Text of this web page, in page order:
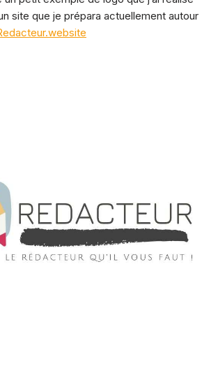
site que je prépara actuellement autour